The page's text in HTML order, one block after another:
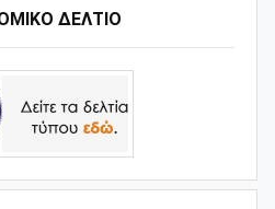
ΔΕΛΤΙΟ